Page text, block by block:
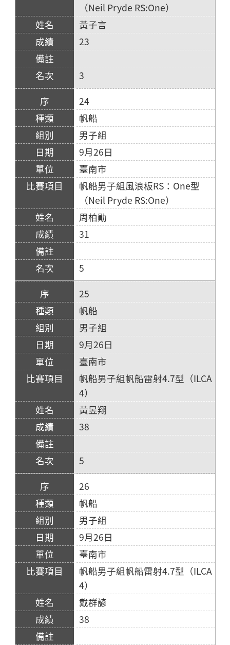
（Neil Pryde RS:One）
黃子言
23
3
24
帆船
男子組
9月26日
臺南市
帆船男子組風浪板RS：One型
（Neil Pryde RS:One）
周柏勛
31
5
25
帆船
男子組
9月26日
臺南市
帆船男子組帆船雷射4.7型（ILCA
4）
黃昱翔
38
5
26
帆船
男子組
9月26日
臺南市
帆船男子組帆船雷射4.7型（ILCA
4）
戴群諺
38